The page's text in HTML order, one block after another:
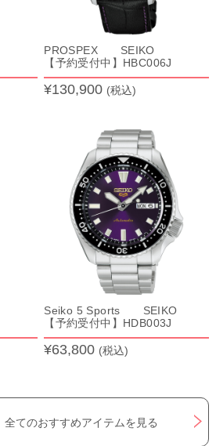
PROSPEX SEIKO
【予約受付中】HBC006J
¥130,900 (税込)
Seiko 5 Sports SEIKO
【予約受付中】HDB003J
¥63,800 (税込)
全てのおすすめアイテムを見る